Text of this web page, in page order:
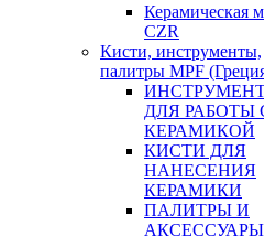
Керамическая
CZR
Кисти, инструменты,
палитры MPF
ДЛЯ РАБОТЫ
КЕРАМИКОЙ
КИСТИ ДЛЯ
НАНЕСЕНИЯ
КЕРАМИКИ
ПАЛИТРЫ И
АКСЕССУАРЫ